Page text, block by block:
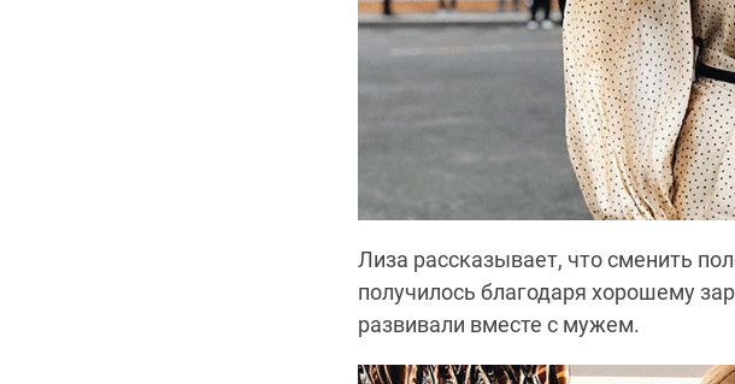
Лиза рассказывает, что сменить
получилось благодаря хорошему
развивали вместе с мужем.